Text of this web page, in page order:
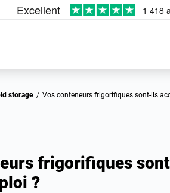
storage / Vos conteneurs frigorifiques sont-ils
frigorifiques
?